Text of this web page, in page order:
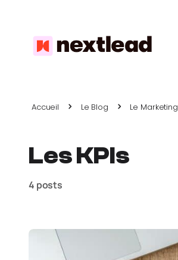
Accueil Le Blog Le Marketing
Les KPIs
4 posts